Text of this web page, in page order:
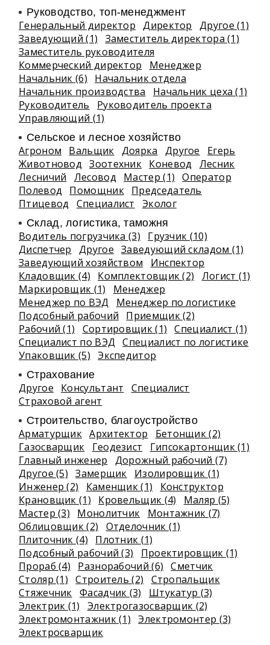
Руководство, топ-менеджмент
Генеральный директор Директор
Другое (1)
Заведующий (1)
Заместитель директора (1)
Заместитель руководителя
Коммерческий директор
Менеджер
Начальник (6)
Начальник отдела
Начальник производства
Начальник цеха (1)
Руководитель
Руководитель проекта
Управляющий (1)
Сельское и лесное хозяйство
Агроном Вальщик Доярка Другое
Егерь
Животновод
Зоотехник Коневод
Лесник
Лесничий
Лесовод Мастер (1)
Оператор
Полевод
Помощник Председатель
Птицевод
Специалист Эколог
Склад, логистика, таможня
Водитель погрузчика (3)
Грузчик (10)
Диспетчер
Другое Заведующий складом (1)
Заведующий хозяйством
Инспектор
Кладовщик (4)
Комплектовщик (2)
Логист (1)
Маркировщик (1)
Менеджер
Менеджер по ВЭД
Менеджер по логистике
Подсобный рабочий
Приемщик (2)
Рабочий (1)
Сортировщик (1)
Специалист (1)
Специалист по ВЭД
Специалист по логистике
Упаковщик (5)
Экспедитор
Страхование
Другое Консультант
Специалист
Страховой агент
Строительство, благоустройство
Арматурщик Архитектор
Бетонщик (2)
Газосварщик
Геодезист
Гипсокартонщик (1)
Главный инженер
Дорожный рабочий (7)
Другое (5)
Замерщик
Изолировщик (1)
Инженер (2)
Каменщик (1)
Конструктор
Крановщик (1)
Кровельщик (4)
Маляр (5)
Мастер (3)
Монолитчик
Монтажник (7)
Облицовщик (2)
Отделочник (1)
Плиточник (4)
Плотник (1)
Подсобный рабочий (3)
Проектировщик (1)
Прораб (4)
Разнорабочий (6)
Сметчик
Столяр (1)
Строитель (2)
Стропальщик
Стяжечник Фасадчик (3)
Штукатур (3)
Электрик (1)
Электрогазосварщик (2)
Электромонтажник (1)
Электромонтер (3)
Электросварщик